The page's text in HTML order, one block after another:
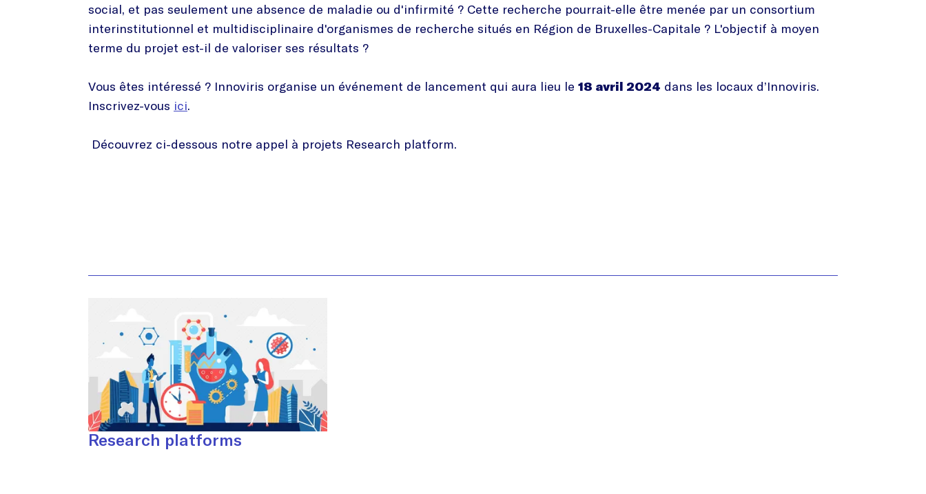
social, et pas seulement une absence de maladie ou d'infirmité ? Cette recherche pourrait-elle être menée par un consortium
interinstitutionnel et multidisciplinaire d'organismes de recherche situés en Région de Bruxelles-Capitale ? L'objectif à moyen
terme du projet est-il de valoriser ses résultats ?
Vous êtes intéressé ? Innoviris organise un événement de lancement qui aura lieu le 18 avril 2024 dans les locaux d’Innoviris.
Inscrivez-vous ici.
Découvrez ci-dessous notre appel à projets Research platform.
Research platforms